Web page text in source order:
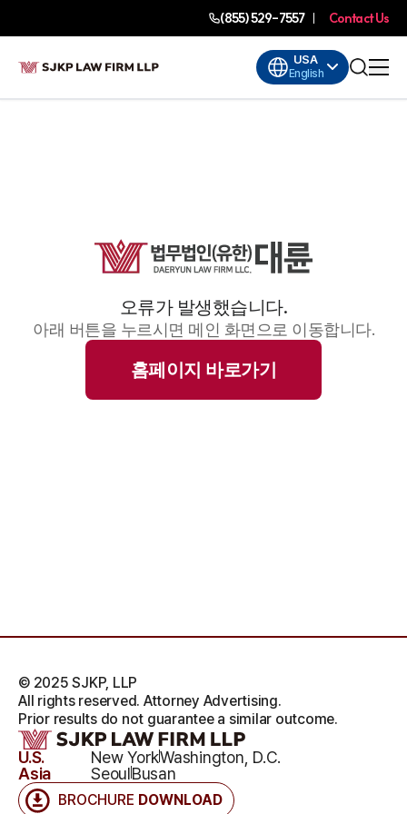
(855) 529-7557 Contact Us
USA
English
오류가 발생했습니다.
아래 버튼을 누르시면 메인 화면으로 이동합니다.
홈페이지 바로가기
BROCHURE DOWNLOAD
U.S. New YorkWashington, D.C.
Asia
SeoulBusan
© 2025 SJKP, LLP
All rights reserved. Attorney Advertising.
Prior results do not guarantee a similar outcome.